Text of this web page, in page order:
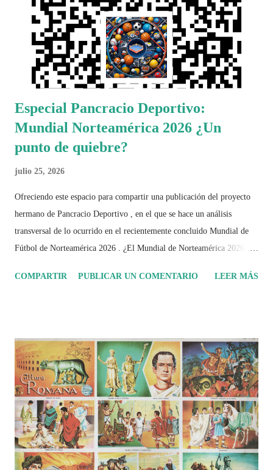
Especial Pancracio Deportivo:
Mundial Norteamérica 2026 ¿Un
punto de quiebre?
julio 25, 2026
Ofreciendo este espacio para compartir una publicación del proyecto
hermano de Pancracio Deportivo , en el que se hace un análisis
transversal de lo ocurrido en el recientemente concluido Mundial de
Fútbol de Norteamérica 2026 . ¿El Mundial de Norteamérica 2026 ha
2026 ¿Un punto de quiebre?" Este especial de Pancracio Deportivo no
busca decir únicamente quién ganó o quién perdió. Busca responder si
este Mundial marcó un antes y un después en la forma de entender el
deporte, la identidad nacional, la globalización, la comercialización y
el papel del fútbol como reflejo de nuestras sociedades . Son 230
páginas de análisis, ilustraciones originales y ...
COMPARTIR PUBLICAR UN COMENTARIO LEER MÁS